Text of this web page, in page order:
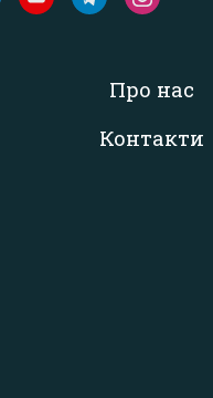
Про нас
Контакти